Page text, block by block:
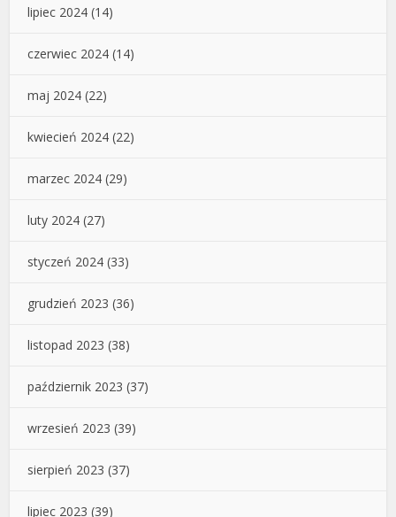
lipiec 2024 (14)
czerwiec 2024 (14)
maj 2024 (22)
kwiecień 2024 (22)
marzec 2024 (29)
luty 2024 (27)
styczeń 2024 (33)
grudzień 2023 (36)
listopad 2023 (38)
październik 2023 (37)
wrzesień 2023 (39)
sierpień 2023 (37)
lipiec 2023 (39)